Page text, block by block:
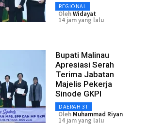
REGIONAL
OlehWidayat
14 jam yang lalu
Bupati Malinau
Apresiasi Serah
Terima Jabatan
Majelis Pekerja
Sinode GKPI
DAERAH 3T
Oleh Muhammad Riyan
14 jam yang lalu